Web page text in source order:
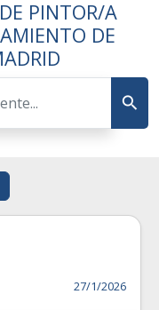
PINTOR/A
DE
27/1/2026